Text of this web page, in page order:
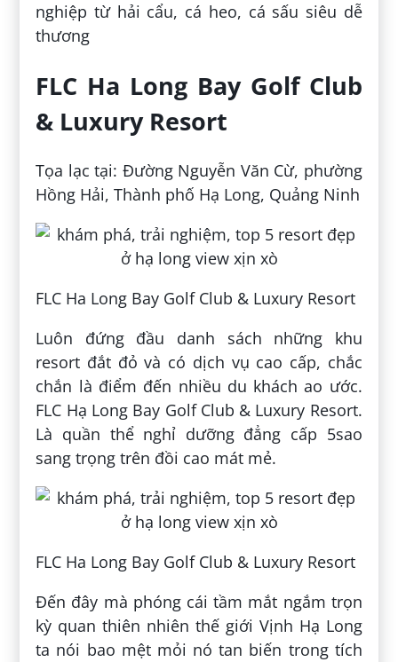
nghiệp từ hải cẩu, cá heo, cá sấu siêu dễ
thương
FLC Ha Long Bay Golf Club
& Luxury Resort
Tọa lạc tại: Đường Nguyễn Văn Cừ, phường
Hồng Hải, Thành phố Hạ Long, Quảng Ninh
FLC Ha Long Bay Golf Club & Luxury Resort
Luôn đứng đầu danh sách những khu
resort đắt đỏ và có dịch vụ cao cấp, chắc
chắn là điểm đến nhiều du khách ao ước.
FLC Hạ Long Bay Golf Club & Luxury Resort.
Là quần thể nghỉ dưỡng đẳng cấp 5sao
sang trọng trên đồi cao mát mẻ.
FLC Ha Long Bay Golf Club & Luxury Resort
Đến đây mà phóng cái tầm mắt ngắm trọn
kỳ quan thiên nhiên thế giới Vịnh Hạ Long
ta nói bao mệt mỏi nó tan biến trong tích